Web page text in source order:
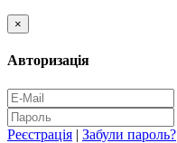
×
Авторизація
Реєстрація | Забули пароль?